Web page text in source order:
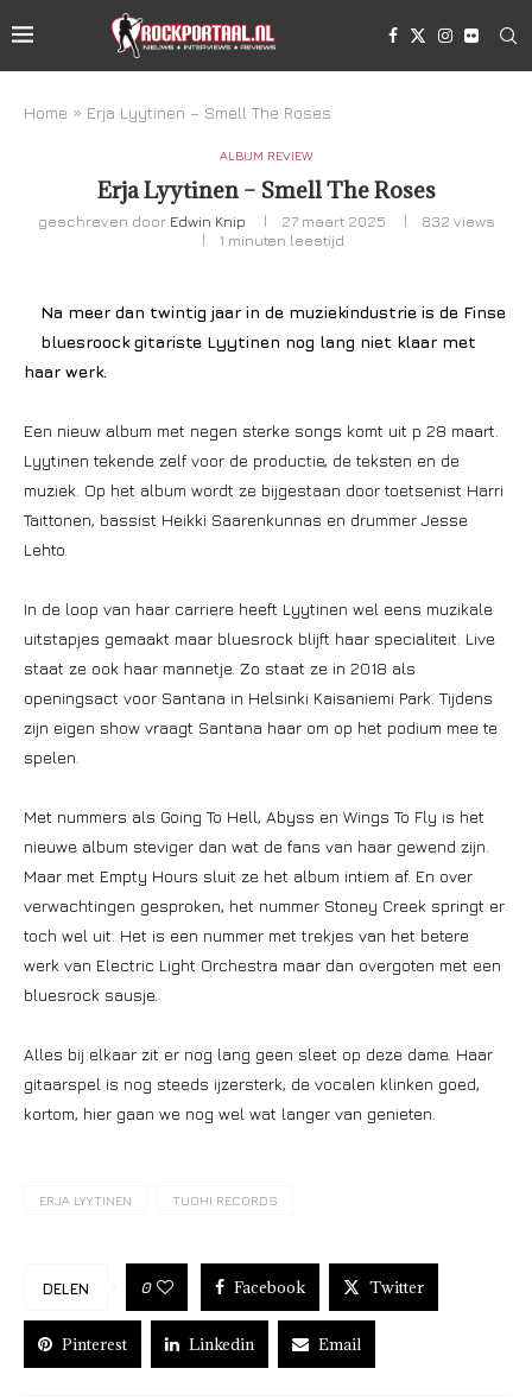
Home » Erja Lyytinen – Smell The Roses
ALBUM REVIEW
Erja Lyytinen – Smell The Roses
geschreven door Edwin Knip 27 maart 2025 832 views
1 minuten leestijd
Na meer dan twintig jaar in de muziekindustrie is de Finse
bluesroock gitariste Lyytinen nog lang niet klaar met
haar werk.
Een nieuw album met negen sterke songs komt uit p 28 maart.
Lyytinen tekende zelf voor de productie, de teksten en de
muziek. Op het album wordt ze bijgestaan door toetsenist Harri
Taittonen, bassist Heikki Saarenkunnas en drummer Jesse
Lehto.
In de loop van haar carriere heeft Lyytinen wel eens muzikale
uitstapjes gemaakt maar bluesrock blijft haar specialiteit. Live
staat ze ook haar mannetje. Zo staat ze in 2018 als
openingsact voor Santana in Helsinki Kaisaniemi Park. Tijdens
zijn eigen show vraagt Santana haar om op het podium mee te
spelen.
Met nummers als Going To Hell, Abyss en Wings To Fly is het
nieuwe album steviger dan wat de fans van haar gewend zijn.
Maar met Empty Hours sluit ze het album intiem af. En over
verwachtingen gesproken, het nummer Stoney Creek springt er
toch wel uit. Het is een nummer met trekjes van het betere
werk van Electric Light Orchestra maar dan overgoten met een
bluesrock sausje.
Alles bij elkaar zit er nog lang geen sleet op deze dame. Haar
gitaarspel is nog steeds ijzersterk, de vocalen klinken goed,
kortom, hier gaan we nog wel wat langer van genieten.
ERJA LYYTINEN TUOHI RECORDS
DELEN 0 Facebook Twitter
Pinterest Linkedin Email